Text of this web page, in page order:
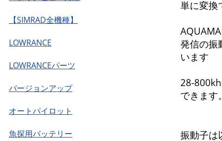
【SIMRAD全機種】
LOWRANCE
LOWRANCEパーツ
バージョンアップ
オートパイロット
魚探用バッテリー
単に変換
発信の振
います
28-
できます
振動子は